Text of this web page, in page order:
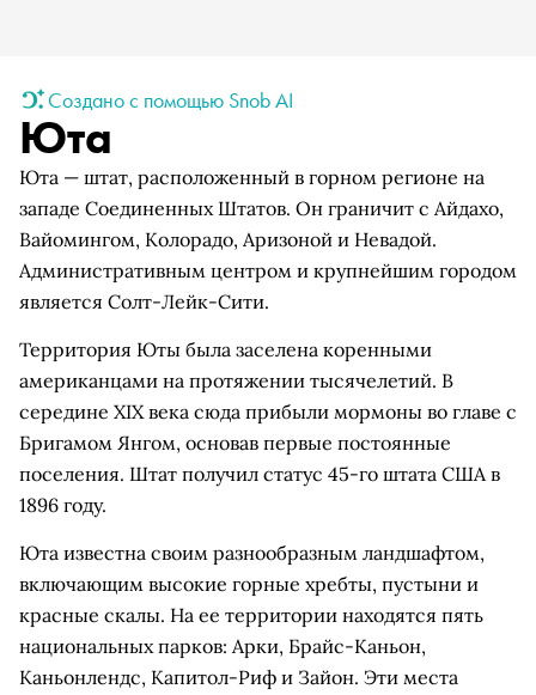
Создано с помощью Snob AI
Юта
Юта — штат, расположенный в горном регионе на
западе Соединенных Штатов. Он граничит с Айдахо,
Вайомингом, Колорадо, Аризоной и Невадой.
Административным центром и крупнейшим городом
является Солт-Лейк-Сити.
Территория Юты была заселена коренными
американцами на протяжении тысячелетий. В
середине XIX века сюда прибыли мормоны во главе с
Бригамом Янгом, основав первые постоянные
поселения. Штат получил статус 45-го штата США в
1896 году.
Юта известна своим разнообразным ландшафтом,
включающим высокие горные хребты, пустыни и
красные скалы. На ее территории находятся пять
национальных парков: Арки, Брайс-Каньон,
Каньонлендс, Капитол-Риф и Зайон. Эти места